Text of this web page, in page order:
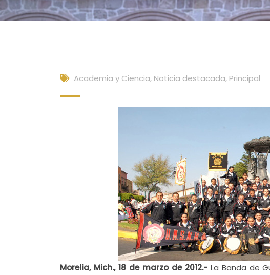
Academia y Ciencia, Noticia destacada, Principal
Morelia, Mich., 18 de marzo de 2012.-La Banda de